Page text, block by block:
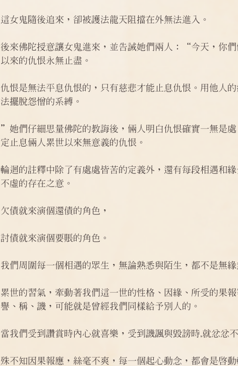
這女鬼隨後追來，卻被護法龍天阻擋在外無法進入。
後來佛陀授意讓女鬼進來，並告誡她們兩人：“今天，你
以來的仇恨永無止盡。
仇恨是無法平息仇恨的，只有慈悲才能止息仇恨。用他人
法擺脫怨憎的系縛。
”她們仔細思量佛陀的教誨後，倆人明白仇恨確實一無是
定止息倆人累世以來無意義的仇恨。
輪迴的註釋中除了有處處皆苦的定義外，還有每段相遇和
不虛的存在之意。
欠債就來演個還債的角色，
討債就來演個要賬的角色。
我們周圍每一個相遇的眾生，無論熟悉與陌生，都不是無
累世的習氣，牽動著我們這一世的性格、因緣、所受的果
譽、稱、譏，可能就是曾經我們同樣給予別人的。
當我們受到讚賞時內心就喜樂，受到譏諷與毀謗時,就忿忿
殊不知因果報應，絲毫不爽，每一個起心動念，都會是啟